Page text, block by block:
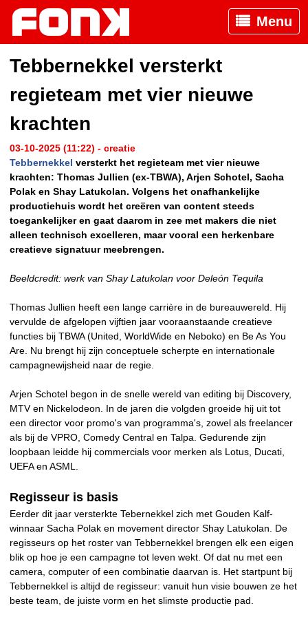
Menu
Tebbernekkel versterkt
regieteam met vier nieuwe
krachten
03-10-2025 (11:22) - creatie
Tebbernekkel versterkt het regieteam met vier nieuwe
krachten: Thomas Jullien (ex-TBWA), Arjen Schotel, Sacha
Polak en Shay Latukolan. Volgens het onafhankelijke
productiehuis wordt het creëren van content steeds
toegankelijker en gaat daarom in zee met makers die niet
alleen technisch excelleren, maar vooral een herkenbare
creatieve signatuur meebrengen.
Beeldcredit: werk van Shay Latukolan voor Deleón Tequila
Thomas Jullien heeft een lange carrière in de bureauwereld. Hij
vervulde de afgelopen vijftien jaar vooraanstaande creatieve
functies bij TBWA (United, WorldWide en Neboko) en Be As You
Are. Nu brengt hij zijn conceptuele scherpte en internationale
campagnewijsheid naar de regie.
Arjen Schotel begon in de snelle wereld van editing bij Discovery,
MTV en Nickelodeon. In de jaren die volgden groeide hij uit tot
een director voor promo's van programma's, zowel als freelancer
als bij de VPRO, Comedy Central en Talpa. Gedurende zijn
loopbaan leidde hij commercials voor merken als Lotus, Ducati,
UEFA en ASML.
Regisseur is basis
Eerder dit jaar versterkte Tebernekkel zich met Gouden Kalf-
winnaar Sacha Polak en movement director Shay Latukolan. De
regisseurs op het roster van Tebbernekkel brengen elk een eigen
blik op hoe je een campagne tot leven wekt. Of dat nu met een
camera, computer of een combinatie daarvan is. Het startpunt bij
Tebbernekkel is altijd de regisseur: vanuit hun visie bouwen ze het
beste team, de juiste vorm en het slimste productie pad.